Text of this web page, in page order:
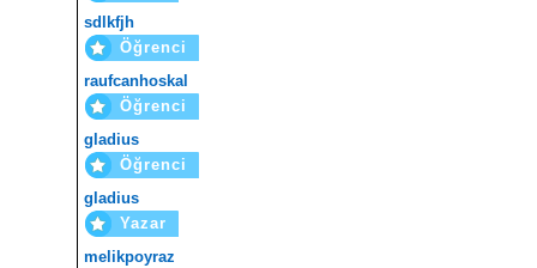
sdlkfjh
Öğrenci
raufcanhoskal
Öğrenci
gladius
Öğrenci
gladius
Yazar
melikpoyraz